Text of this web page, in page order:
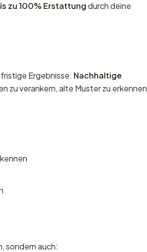
zu 100% Erstattungdurch deine
Ergebnisse. Nachhaltige
zu verankern, alte Muster zu erkennen
sondern auch: